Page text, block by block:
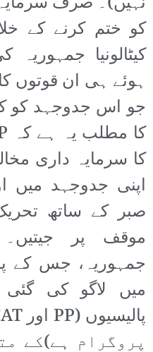
کو ختم کرنے کے
کیٹالونیا
ہوئے ہی ان قوتوں
جو اس جدوجہد کو
کا سرمایہ داری
اپنی جدوجہد میں
صبر کے ساتھ
موقف پر
جمہوریہ، جس کے
میں لاگو کی گئی
پروگرام ہے)کے